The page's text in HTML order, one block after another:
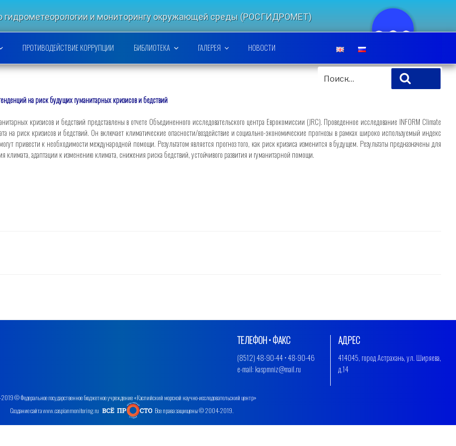
гидрометеорологии и мониторингу окружающей среды (РОСГИДРОМЕТ)
НАУЧНО-ИССЛЕДОВАТЕЛЬСКИЙ ЦЕНТР
ПРОТИВОДЕЙСТВИЕ КОРРУПЦИИ БИБЛИОТЕКА ГАЛЕРЕЯ НОВОСТИ
ИСКАТЬ:
на риск будущих гуманитарных кризисов и бедствий
кризисов и бедствий представлены в отчете Объединенного исследовательского центра Еврокомиссии (JRC). Проведенное исследование INFORM Climate
на риск кризисов и бедствий. Он включает климатические опасности/воздействие и социально-экономические прогнозы в рамках широко используемый индекс
привести к необходимости международной помощи. Результатом является прогноз того, как риск кризиса изменится в будущем. Результаты предназначены для
адаптации к изменению климата, снижения риска бедствий, устойчивого развития и гуманитарной помощи.
АДРЕС
414045, город Астрахань, ул. Ширяева,
д.14
ТЕЛЕФОН • ФАКС
(8512) 48-90-44 • 48-90-46
e-mail: kaspmniz@mail.ru
© Федеральное государственное бюджетное учреждение «Каспийский морской научно-исследовательский центр»
Создание сайта www.caspianmonitoring.ru
Все права защищены © 2004-2019.